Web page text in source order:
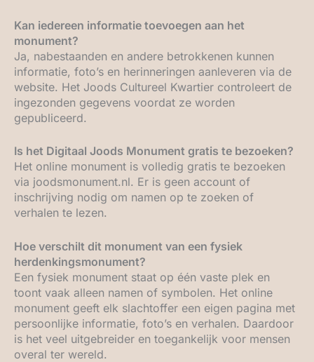
Kan iedereen informatie toevoegen aan het
monument?
Ja, nabestaanden en andere betrokkenen kunnen
informatie, foto’s en herinneringen aanleveren via de
website. Het Joods Cultureel Kwartier controleert de
ingezonden gegevens voordat ze worden
gepubliceerd.
Is het Digitaal Joods Monument gratis te bezoeken?
Het online monument is volledig gratis te bezoeken
via joodsmonument.nl. Er is geen account of
inschrijving nodig om namen op te zoeken of
verhalen te lezen.
Hoe verschilt dit monument van een fysiek
herdenkingsmonument?
Een fysiek monument staat op één vaste plek en
toont vaak alleen namen of symbolen. Het online
monument geeft elk slachtoffer een eigen pagina met
persoonlijke informatie, foto’s en verhalen. Daardoor
is het veel uitgebreider en toegankelijk voor mensen
overal ter wereld.